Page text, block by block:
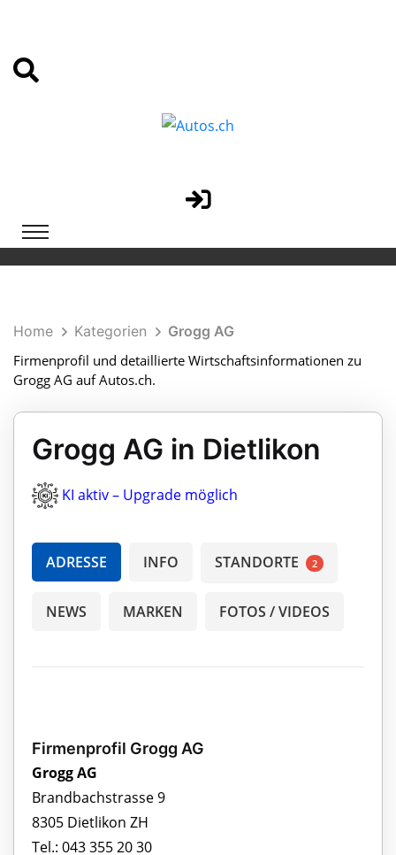
Home Kategorien
Grogg AG
Firmenprofil und detaillierte Wirtschaftsinformationen zu
Grogg AG auf Autos.ch.
Grogg AG in Dietlikon
KI aktiv – Upgrade möglich
ADRESSE INFO STANDORTE 2
NEWS MARKEN FOTOS / VIDEOS
Firmenprofil Grogg AG
Grogg AG
Brandbachstrasse 9
8305 Dietlikon ZH
Tel.: 043 355 20 30